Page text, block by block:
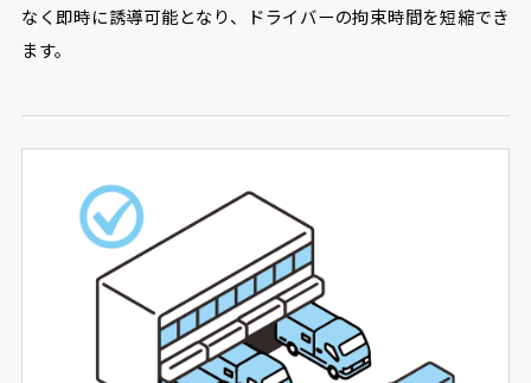
なく即時に誘導可能となり、ドライバーの拘束時間を短縮でき
ます。